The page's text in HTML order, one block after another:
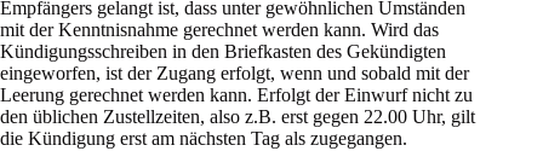
Empfängers gelangt ist, dass unter gewöhnlichen Umständen
mit der Kenntnisnahme gerechnet werden kann. Wird das
Kündigungsschreiben in den Briefkasten des Gekündigten
eingeworfen, ist der Zugang erfolgt, wenn und sobald mit der
Leerung gerechnet werden kann. Erfolgt der Einwurf nicht zu
den üblichen Zustellzeiten, also z.B. erst gegen 22.00 Uhr, gilt
die Kündigung erst am nächsten Tag als zugegangen.